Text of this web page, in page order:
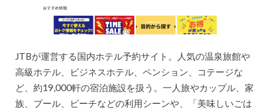
JTBが運営する国内ホテル予約サイト。人気の温泉旅館や
高級ホテル、ビジネスホテル、ペンション、コテージな
ど、約19,000軒の宿泊施設を扱う。一人旅やカップル、家
族、プール、ビーチなどの利用シーンや、「美味しいごは